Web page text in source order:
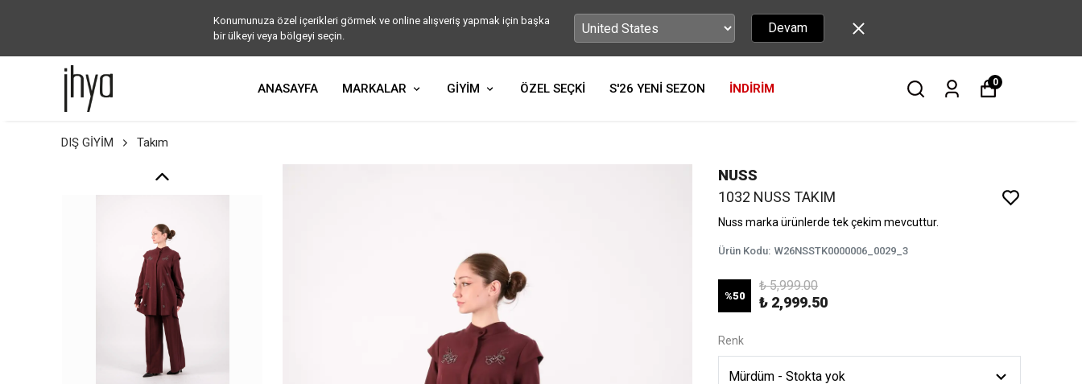
Konumunuza özel içerikleri görmek ve online alışveriş yapmak için başka
bir ülkeyi veya bölgeyi seçin.
Devam
ANASAYFA MARKALAR GİYİM ÖZEL SEÇKİ S'26 YENİ SEZON İNDİRİM 0
DIŞ GİYİM Takım
NUSS
1032 NUSS TAKIM
Nuss marka ürünlerde tek çekim mevcuttur.
Ürün Kodu: W26NSSTK0000006_0029_3
%50
₺ 5,999.00
₺ 2,999.50
Renk